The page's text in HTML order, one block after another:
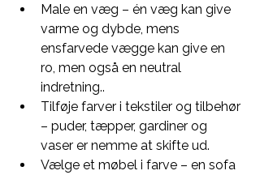
Male en væg – én væg kan give
varme og dybde, mens
ensfarvede vægge kan give en
ro, men også en neutral
indretning..
Tilføje farver i tekstiler og tilbehør
– puder, tæpper, gardiner og
vaser er nemme at skifte ud.
Vælge et møbel i farve – en sofa